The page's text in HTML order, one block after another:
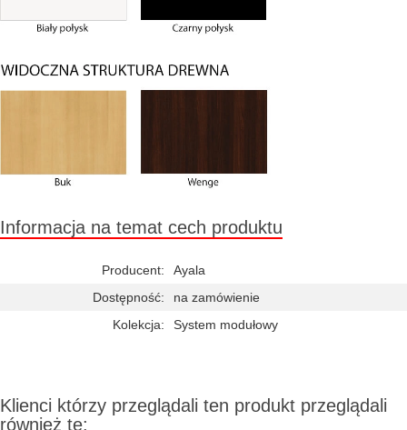
Informacja na temat cech produktu
Producent:
Ayala
Dostępność:
na zamówienie
Kolekcja:
System modułowy
Klienci którzy przeglądali ten produkt przeglądali
również te: